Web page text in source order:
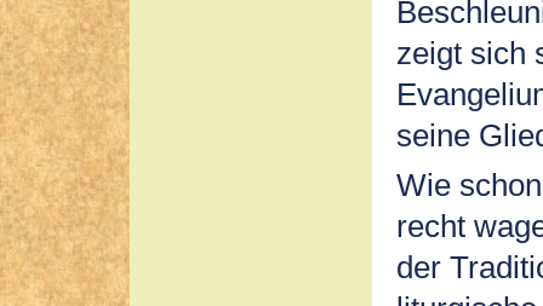
zeigt sich
seine
Wie
recht
der